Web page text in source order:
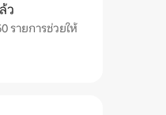
ว
รายการช่วยให้